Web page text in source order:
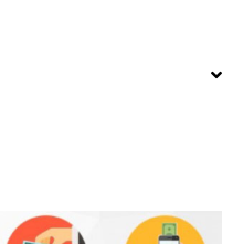
cho Hi-Nu Nu Sazabi
hinu MB MG HG RG The wind